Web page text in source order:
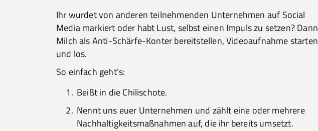
Ihr wurdet von anderen teilnehmenden Unternehmen auf Social
Media markiert oder habt Lust, selbst einen Impuls zu setzen? Dann
Milch als Anti-Schärfe-Konter bereitstellen, Videoaufnahme starten
und los.
So einfach geht’s:
Beißt in die Chilischote.
Nennt uns euer Unternehmen und zählt eine oder mehrere
Nachhaltigkeitsmaßnahmen auf, die ihr bereits umsetzt.